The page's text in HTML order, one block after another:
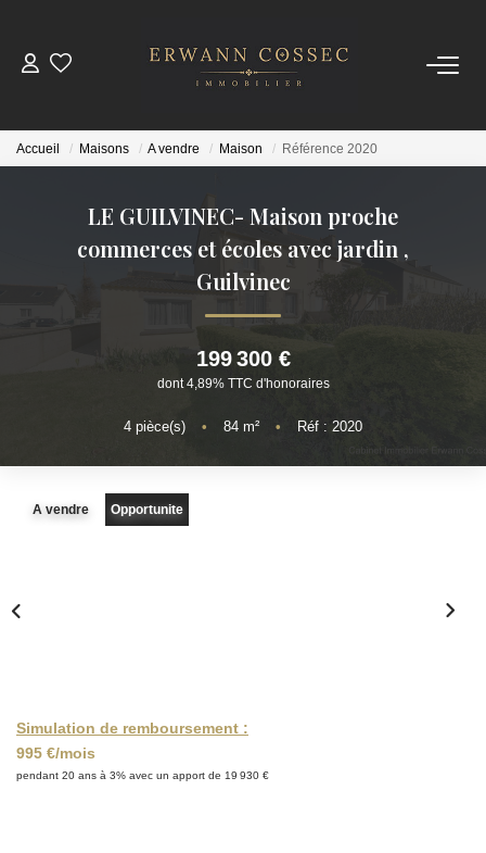
ESTIMER
Qui Sommes-Nous
Nos Actualités
CONTACT
Accueil Maisons A vendre Maison Référence 2020
LE GUILVINEC- Maison proche
commerces et écoles avec jardin ,
Guilvinec
199 300 €
dont 4,89% TTC d'honoraires
4 pièce(s) • 84 m² • Réf : 2020
A vendre Opportunite
Simulation de remboursement :
995 €/mois
pendant 20 ans à 3% avec un apport de 19 930 €